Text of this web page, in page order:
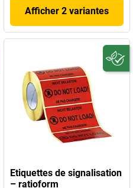
Afficher 2 variantes
Etiquettes de signalisation
– ratioform